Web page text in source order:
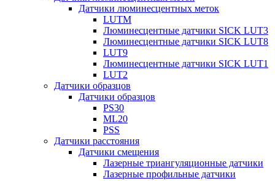
Датчики люминесцентных меток
LUTM
Люминесцентные датчики SICK LUT3
Люминесцентные датчики SICK LUT8
LUT9
Люминесцентные датчики SICK LUT1
LUT2
Датчики образцов
Датчики образцов
PS30
ML20
PSS
Датчики расстояния
Датчики смещения
Лазерные триангуляционные датчики
Лазерные профильные датчики